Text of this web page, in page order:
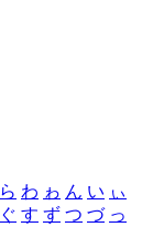
ら わ ゎ ん い ぃ
ぐ す ず つ づ っ